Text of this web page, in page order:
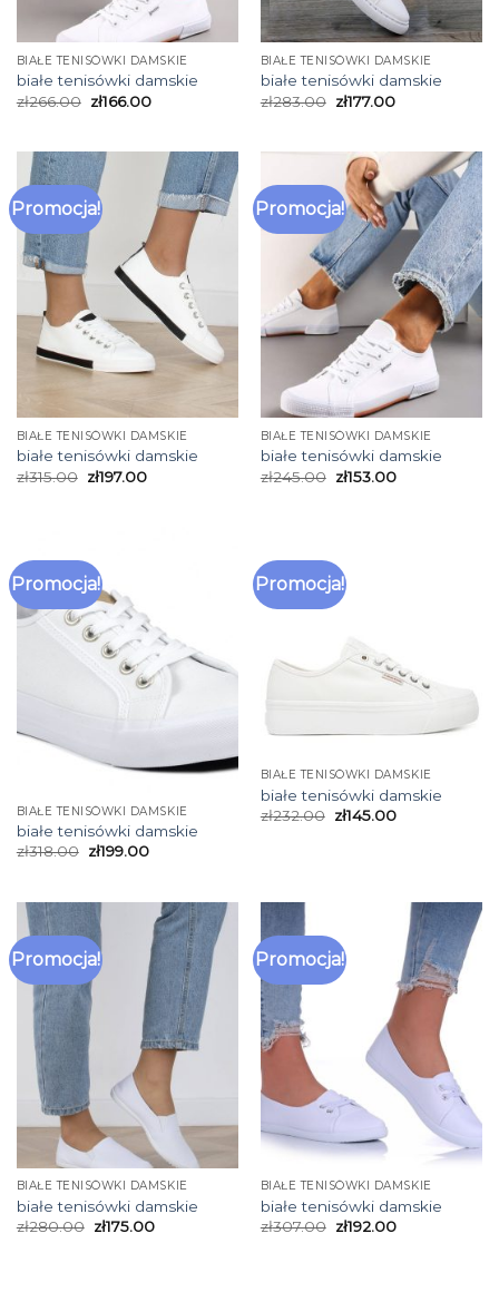
BIAŁE TENISÓWKI DAMSKIE
białe tenisówki damskie
zł266.00 zł166.00
BIAŁE TENISÓWKI DAMSKIE
białe tenisówki damskie
zł283.00 zł177.00
Promocja!
BIAŁE TENISÓWKI DAMSKIE
białe tenisówki damskie
zł315.00 zł197.00
Promocja!
BIAŁE TENISÓWKI DAMSKIE
białe tenisówki damskie
zł245.00 zł153.00
Promocja!
BIAŁE TENISÓWKI DAMSKIE
białe tenisówki damskie
zł318.00 zł199.00
Promocja!
BIAŁE TENISÓWKI DAMSKIE
białe tenisówki damskie
zł232.00 zł145.00
Promocja!
BIAŁE TENISÓWKI DAMSKIE
białe tenisówki damskie
zł280.00 zł175.00
Promocja!
BIAŁE TENISÓWKI DAMSKIE
białe tenisówki damskie
zł307.00 zł192.00